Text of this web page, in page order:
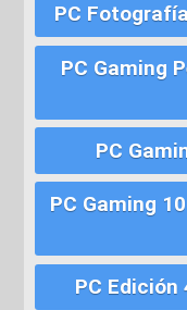
PC
PC Gaming
PC
PC Gaming
PC Edición